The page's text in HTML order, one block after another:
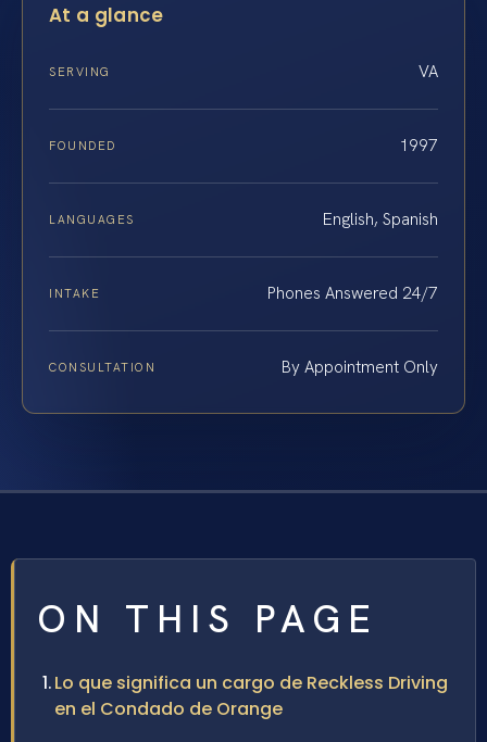
At a glance
SERVING VA
FOUNDED 1997
LANGUAGES English, Spanish
INTAKE Phones Answered 24/7
CONSULTATION By Appointment Only
ON THIS PAGE
Lo que significa un cargo de Reckless Driving
en el Condado de Orange